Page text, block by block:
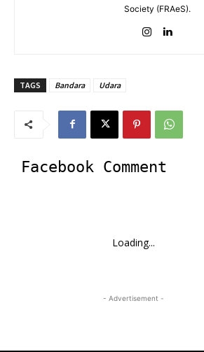
Society (FRAeS).
TAGS Bandara Udara
Facebook Comment
Loading...
- Advertisement -